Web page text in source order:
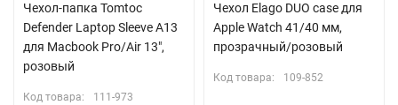
Чехол-папка Tomtoc
Defender Laptop Sleeve A13
для Macbook Pro/Air 13",
розовый
Код товара: 111-973
Чехол Elago DUO case для
Apple Watch 41/40 мм,
прозрачный/розовый
Код товара: 109-852